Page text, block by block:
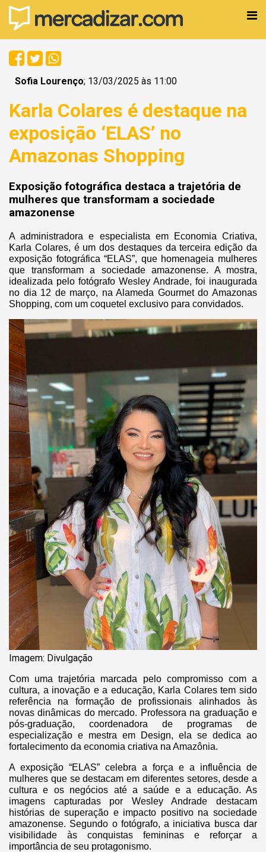
Sofia Lourenço; 13/03/2025 às 11:00
Karla Colares é destaque na
exposição ‘ELAS’ no
Amazonas Shopping
Exposição fotográfica destaca a trajetória de
mulheres que transformam a sociedade
amazonense
A administradora e especialista em Economia Criativa,
Karla Colares, é um dos destaques da terceira edição da
exposição fotográfica “ELAS”, que homenageia mulheres
que transformam a sociedade amazonense. A mostra,
idealizada pelo fotógrafo Wesley Andrade, foi inaugurada
no dia 12 de março, na Alameda Gourmet do Amazonas
Shopping, com um coquetel exclusivo para convidados.
Imagem: Divulgação
Com uma trajetória marcada pelo compromisso com a
cultura, a inovação e a educação, Karla Colares tem sido
referência na formação de profissionais alinhados às
novas dinâmicas do mercado. Professora na graduação e
pós-graduação, coordenadora de programas de
especialização e mestra em Design, ela se dedica ao
fortalecimento da economia criativa na Amazônia.
A exposição “ELAS” celebra a força e a influência de
mulheres que se destacam em diferentes setores, desde a
cultura e os negócios até a saúde e a educação. As
imagens capturadas por Wesley Andrade destacam
histórias de superação e impacto positivo na sociedade
amazonense. Segundo o fotógrafo, a iniciativa busca dar
visibilidade às conquistas femininas e reforçar a
importância de seu protagonismo.